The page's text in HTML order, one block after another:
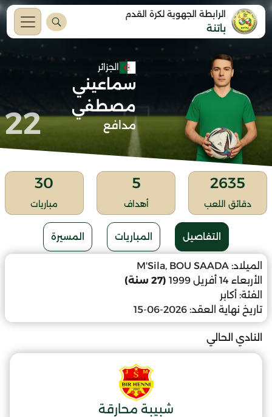
الرابطة الجهوية لكرة القدم
باتنة
الجزائر
سماعيني
مصطفي
مدافع 22
2635
دقائق اللعب
5
أهداف
30
مباريات
التفاصيل المباريات المسيرة
الميلاد: M'Sila, BOU SAADA
الأربعاء 14 أفريل 1999
(27 سنة)
الفئة: أكابر
تاريخ نهاية العقد: 2026-06-15
النادي الحالي
شبيبة محارقة